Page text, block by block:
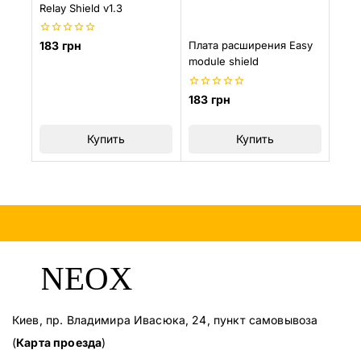
Relay Shield v1.3
0
183 грн
Купить
Плата расширения Easy
module shield
0
из
183 грн
Купить
Киев, пр. Владимира Ивасюка, 24, пункт самовывоза
(Карта проезда)